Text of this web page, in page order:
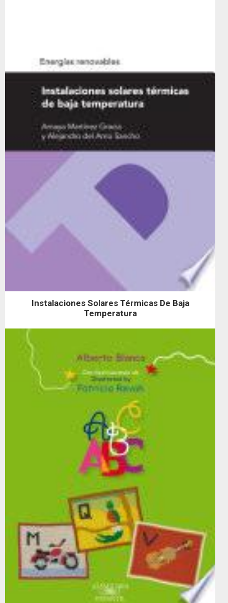
Instalaciones Solares Térmicas De Baja
Temperatura